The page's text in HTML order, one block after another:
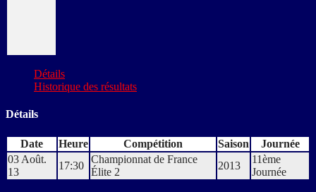
Détails
Historique des résultats
Détails
Date Heure Compétition Saison
Journée
03 Août.
13
17:30
Championnat de France
Élite 2
2013
11ème
Journée